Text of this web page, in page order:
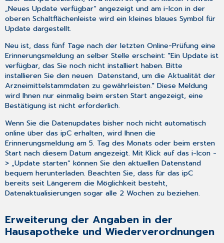
„Neues Update verfügbar“ angezeigt und am i-Icon in der
oberen Schaltflächenleiste wird ein kleines blaues Symbol für
Update dargestellt.
Neu ist, dass fünf Tage nach der letzten Online-Prüfung eine
Erinnerungsmeldung an selber Stelle erscheint: "Ein Update ist
verfügbar, das Sie noch nicht installiert haben. Bitte
installieren Sie den neuen Datenstand, um die Aktualität der
Arzneimittelstammdaten zu gewährleisten." Diese Meldung
wird Ihnen nur einmalig beim ersten Start angezeigt, eine
Bestätigung ist nicht erforderlich.
Wenn Sie die Datenupdates bisher noch nicht automatisch
online über das ipC erhalten, wird Ihnen die
Erinnerungsmeldung am 5. Tag des Monats oder beim ersten
Start nach diesem Datum angezeigt. Mit Klick auf das i-Icon -
> „Update starten“ können Sie den aktuellen Datenstand
bequem herunterladen. Beachten Sie, dass für das ipC
bereits seit Längerem die Möglichkeit besteht,
Datenaktualisierungen sogar alle 2 Wochen zu beziehen.
Erweiterung der Angaben in der
Hausapotheke und Wiederverordnungen